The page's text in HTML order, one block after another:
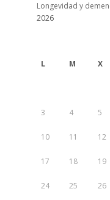
Longevidad y
2026
L M X
3 4 5
10 11 12
17 18 19
24 25 26